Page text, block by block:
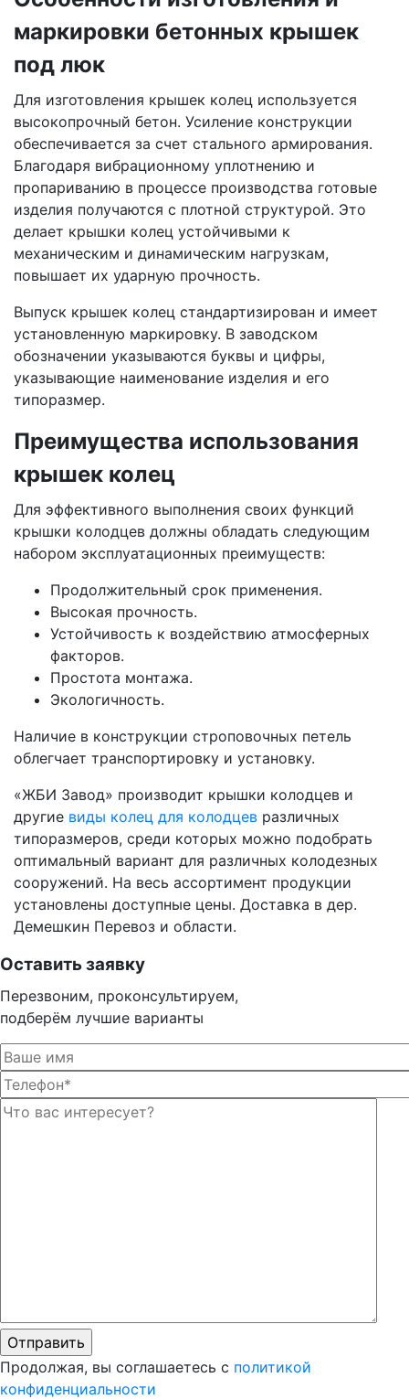
маркировки бетонных крышек
под люк
Для изготовления крышек колец используется
высокопрочный бетон. Усиление конструкции
обеспечивается за счет стального армирования.
Благодаря вибрационному уплотнению и
пропариванию в процессе производства готовые
изделия получаются с плотной структурой. Это
делает крышки колец устойчивыми к
механическим и динамическим нагрузкам,
повышает их ударную прочность.
Выпуск крышек колец стандартизирован и имеет
установленную маркировку. В заводском
обозначении указываются буквы и цифры,
указывающие наименование изделия и его
типоразмер.
Преимущества использования
крышек колец
Для эффективного выполнения своих функций
крышки колодцев должны обладать следующим
набором эксплуатационных преимуществ:
Продолжительный срок применения.
Высокая прочность.
Устойчивость к воздействию атмосферных
факторов.
Простота монтажа.
Экологичность.
Наличие в конструкции строповочных петель
облегчает транспортировку и установку.
«ЖБИ Завод» производит крышки колодцев и
другие виды колец для колодцев различных
типоразмеров, среди которых можно подобрать
оптимальный вариант для различных колодезных
сооружений. На весь ассортимент продукции
установлены доступные цены. Доставка в дер.
Демешкин Перевоз и области.
Оставить заявку
Перезвоним, проконсультируем,
подберём лучшие варианты
Продолжая, вы соглашаетесь с политикой
конфиденциальности